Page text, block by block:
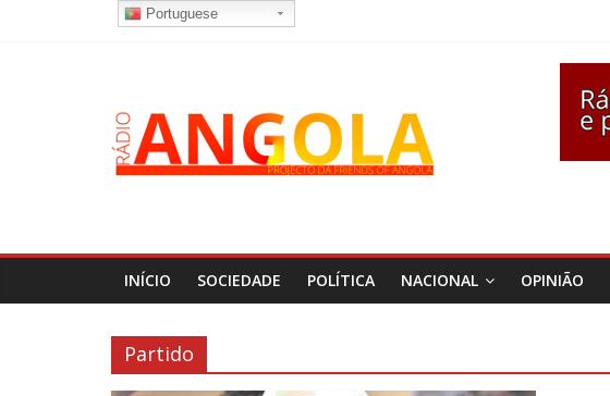
INÍCIO SOCIEDADE POLÍTICA NACIONAL OPINIÃO
Partido
Portuguese